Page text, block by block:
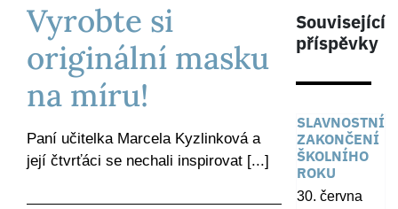
Náš tým
Aktuality
Kontakty
Vyrobte si
originální masku
na míru!
Paní učitelka Marcela Kyzlinková a
její čtvrťáci se nechali inspirovat [...]
Související
příspěvky
SLAVNOSTNÍ
ZAKONČENÍ
ŠKOLNÍHO
ROKU
30. června